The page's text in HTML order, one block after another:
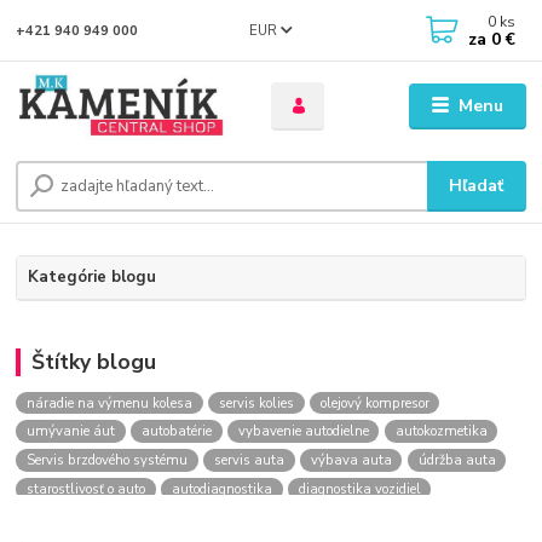
Menu
EUR
Hľadať
+421 940 949 000 0 ks
za 0 €
Kategórie blogu
Štítky blogu
náradie na výmenu kolesa servis kolies
olejový kompresor
umývanie áut
autobatérie vybavenie autodielne
autokozmetika
Servis brzdového systému
servis auta výbava auta
údržba auta
starostlivosť o auto
autodiagnostika
diagnostika vozidiel